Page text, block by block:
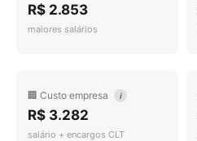
R$ 2.853
maiores salários
🏢 Custo empresa i
R$ 3.282
salário + encargos CLT